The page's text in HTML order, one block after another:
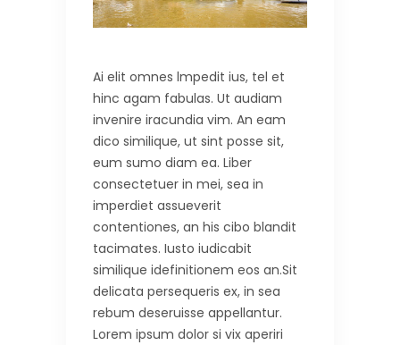
Ai elit omnes lmpedit ius, tel et
hinc agam fabulas. Ut audiam
invenire iracundia vim. An eam
dico similique, ut sint posse sit,
eum sumo diam ea. Liber
consectetuer in mei, sea in
imperdiet assueverit
contentiones, an his cibo blandit
tacimates. Iusto iudicabit
similique idefinitionem eos an.Sit
delicata persequeris ex, in sea
rebum deseruisse appellantur.
Lorem ipsum dolor si vix aperiri